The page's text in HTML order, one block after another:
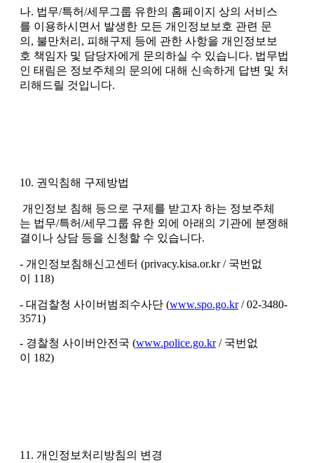
나. 법무/특허/세무그룹 유한의 홈페이지 상의 서비스
를 이용하시면서 발생한 모든 개인정보보호 관련 문
의, 불만처리, 피해구제 등에 관한 사항을 개인정보보
호 책임자 및 담당자에게 문의하실 수 있습니다. 법무법
인 태림은 정보주체의 문의에 대해 신속하게 답변 및 처
리해드릴 것입니다.
10. 권익침해 구제방법
개인정보 침해 등으로 구제를 받고자 하는 정보주체
는 법무/특허/세무그룹 유한 외에 아래의 기관에 분쟁해
결이나 상담 등을 신청할 수 있습니다.
- 개인정보침해신고센터 (privacy.kisa.or.kr / 국번없
이 118)
- 대검찰청 사이버범죄수사단 (www.spo.go.kr/ 02-3480-
3571)
- 경찰청 사이버안전국 (www.police.go.kr/ 국번없
이 182)
11. 개인정보처리방침의 변경